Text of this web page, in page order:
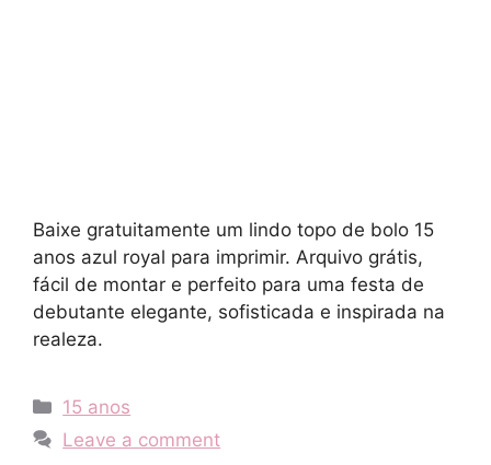
Baixe gratuitamente um lindo topo de bolo 15
anos azul royal para imprimir. Arquivo grátis,
fácil de montar e perfeito para uma festa de
debutante elegante, sofisticada e inspirada na
realeza.
Categories
15 anos
Leave a comment